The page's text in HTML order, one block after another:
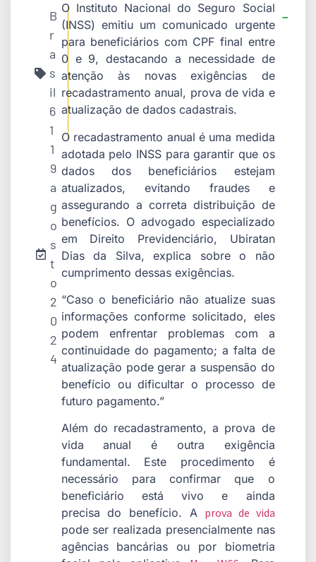
B
r
a
s
il
6
1
1
9
a
g
o
s
t
o
2
0
2
4
O Instituto Nacional do Seguro Social
(INSS) emitiu um comunicado urgente
para beneficiários com CPF final entre
0 e 9, destacando a necessidade de
atenção às novas exigências de
recadastramento anual, prova de vida e
atualização de dados cadastrais.
O recadastramento anual é uma medida
adotada pelo INSS para garantir que os
dados dos beneficiários estejam
atualizados, evitando fraudes e
assegurando a correta distribuição de
benefícios. O advogado especializado
em Direito Previdenciário, Ubiratan
Dias da Silva, explica sobre o não
cumprimento dessas exigências.
“Caso o beneficiário não atualize suas
informações conforme solicitado, eles
podem enfrentar problemas com a
continuidade do pagamento; a falta de
atualização pode gerar a suspensão do
benefício ou dificultar o processo de
futuro pagamento.”
Além do recadastramento, a prova de
vida anual é outra exigência
fundamental. Este procedimento é
necessário para confirmar que o
beneficiário está vivo e ainda
precisa do benefício. A prova de vida
pode ser realizada presencialmente nas
agências bancárias ou por biometria